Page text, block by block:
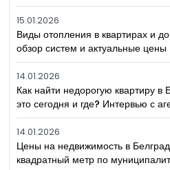
15.01.2026
Виды отопления в квартирах и
обзор систем и актуальные цены
14.01.2026
Как найти недорогую квартиру
это сегодня и где? Интервью с
14.01.2026
Цены на недвижимость в
квадратный метр по